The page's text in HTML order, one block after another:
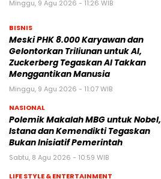
Minggu, 9 Agu 2026 - 11:26 WIB
BISNIS
Meski PHK 8.000 Karyawan dan
Gelontorkan Triliunan untuk AI,
Zuckerberg Tegaskan AI Takkan
Menggantikan Manusia
Minggu, 9 Agu 2026 - 11:07 WIB
NASIONAL
Polemik Makalah MBG untuk Nobel,
Istana dan Kemendikti Tegaskan
Bukan Inisiatif Pemerintah
Sabtu, 8 Agu 2026 - 10:59 WIB
LIFE STYLE & ENTERTAINMENT